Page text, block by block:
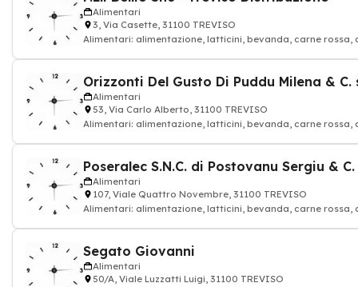
Alimentari
3, Via Casette, 31100 TREVISO
Alimentari: alimentazione, latticini, bevanda, carne rossa,
Orizzonti Del Gusto Di Puddu Milena & C.
Alimentari
53, Via Carlo Alberto, 31100 TREVISO
Alimentari: alimentazione, latticini, bevanda, carne rossa,
Poseralec S.N.C. di Postovanu Sergiu & C.
Alimentari
107, Viale Quattro Novembre, 31100 TREVISO
Alimentari: alimentazione, latticini, bevanda, carne rossa,
Segato Giovanni
Alimentari
50/A, Viale Luzzatti Luigi, 31100 TREVISO